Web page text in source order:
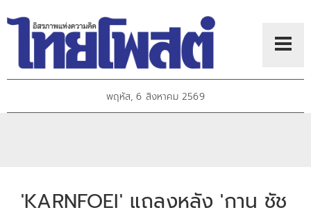
พฤหัส, 6 สิงหาคม 2569
'KARNFOEI' แถลงหลัง 'กาน ชัช